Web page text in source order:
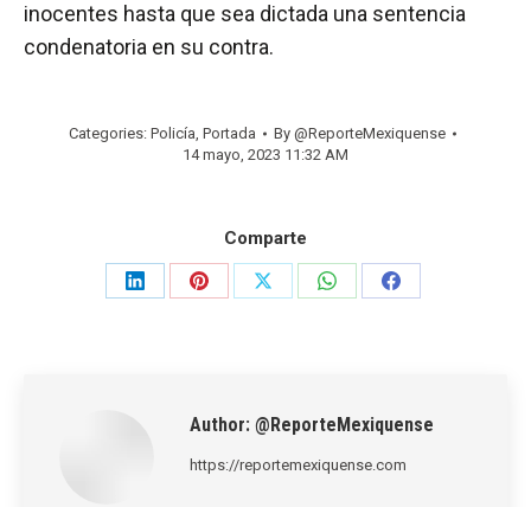
inocentes hasta que sea dictada una sentencia
condenatoria en su contra.
Categories: Policía, Portada By @ReporteMexiquense
14 mayo, 2023 11:32 AM
Comparte
Share
Share
Share
Share
Share
Author: @ReporteMexiquense
https://reportemexiquense.com